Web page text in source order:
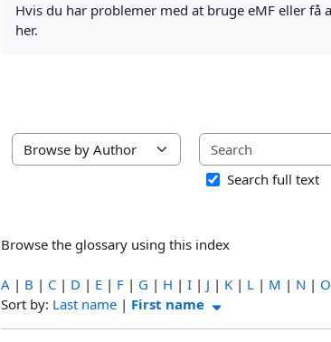
Hvis du har problemer med at bruge eMF eller
her.
Browse the glossary using this index
Search full text
Browse the glossary using this index
A | B | C | D | E | F | G | H | I | J | K | L | M | N | O
Currently sorted First name ascending
Sort by: Last name | First name